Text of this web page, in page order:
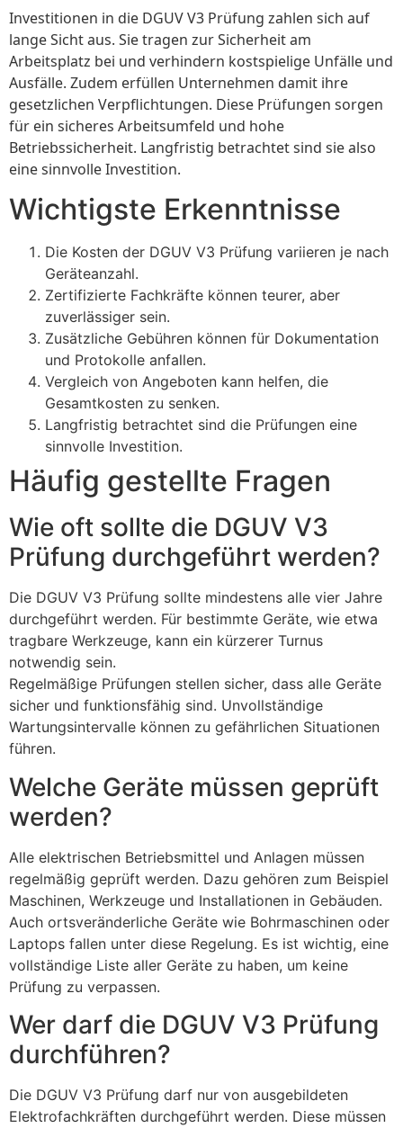
Investitionen in die DGUV V3 Prüfung zahlen sich auf
lange Sicht aus. Sie tragen zur Sicherheit am
Arbeitsplatz bei und verhindern kostspielige Unfälle und
Ausfälle. Zudem erfüllen Unternehmen damit ihre
gesetzlichen Verpflichtungen. Diese Prüfungen sorgen
für ein sicheres Arbeitsumfeld und hohe
Betriebssicherheit. Langfristig betrachtet sind sie also
eine sinnvolle Investition.
Wichtigste Erkenntnisse
Die Kosten der DGUV V3 Prüfung variieren je nach
Geräteanzahl.
Zertifizierte Fachkräfte können teurer, aber
zuverlässiger sein.
Zusätzliche Gebühren können für Dokumentation
und Protokolle anfallen.
Vergleich von Angeboten kann helfen, die
Gesamtkosten zu senken.
Langfristig betrachtet sind die Prüfungen eine
sinnvolle Investition.
Häufig gestellte Fragen
Wie oft sollte die DGUV V3
Prüfung durchgeführt werden?
Die DGUV V3 Prüfung sollte mindestens alle vier Jahre
durchgeführt werden. Für bestimmte Geräte, wie etwa
tragbare Werkzeuge, kann ein kürzerer Turnus
notwendig sein.
Regelmäßige Prüfungen stellen sicher, dass alle Geräte
sicher und funktionsfähig sind. Unvollständige
Wartungsintervalle können zu gefährlichen Situationen
führen.
Welche Geräte müssen geprüft
werden?
Alle elektrischen Betriebsmittel und Anlagen müssen
regelmäßig geprüft werden. Dazu gehören zum Beispiel
Maschinen, Werkzeuge und Installationen in Gebäuden.
Auch ortsveränderliche Geräte wie Bohrmaschinen oder
Laptops fallen unter diese Regelung. Es ist wichtig, eine
vollständige Liste aller Geräte zu haben, um keine
Prüfung zu verpassen.
Wer darf die DGUV V3 Prüfung
durchführen?
Die DGUV V3 Prüfung darf nur von ausgebildeten
Elektrofachkräften durchgeführt werden. Diese müssen